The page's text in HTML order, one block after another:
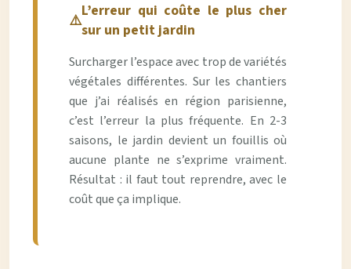
L’erreur qui coûte le plus cher
sur un petit jardin
Surcharger l’espace avec trop de variétés
végétales différentes. Sur les chantiers
que j’ai réalisés en région parisienne,
c’est l’erreur la plus fréquente. En 2-3
saisons, le jardin devient un fouillis où
aucune plante ne s’exprime vraiment.
Résultat : il faut tout reprendre, avec le
coût que ça implique.